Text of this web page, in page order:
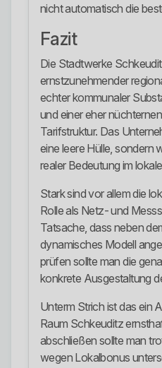
nicht automatisch die
Fazit
Die Stadtwerke
ernstzunehmender
echter kommunaler
und einer eher
Tarifstruktur. Das
eine leere Hülle, sondern
realer Bedeutung im
Stark sind vor allem die
Rolle als Netz- und
Tatsache, dass neben
dynamisches Modell
prüfen sollte man die
konkrete Ausgestaltung
Unterm Strich ist das ein
Raum Schkeuditz
abschließen sollte man
wegen Lokalbonus